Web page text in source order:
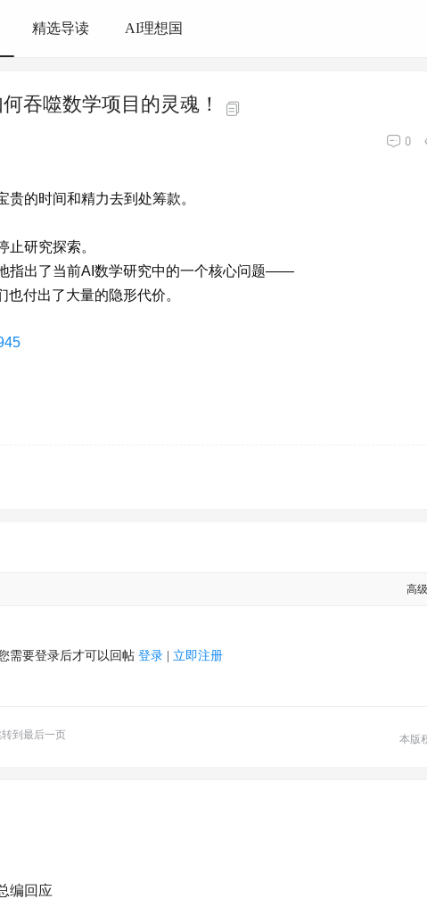
精选导读 AI理想国
吞噬数学项目的灵魂！
0
的时间和精力去到处筹款。
研究探索。
指出了当前AI数学研究中的一个核心问题——
付出了大量的隐形代价。
高
需要登录后才可以回帖 登录| 立即注册
本版
到最后一页
编回应